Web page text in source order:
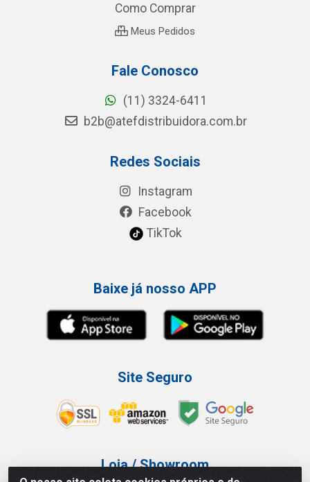
Como Comprar
Meus Pedidos
Fale Conosco
(11) 3324-6411
b2b@atefdistribuidora.com.br
Redes Sociais
Instagram
Facebook
TikTok
Baixe já nosso APP
Site Seguro
Loja / Showroom